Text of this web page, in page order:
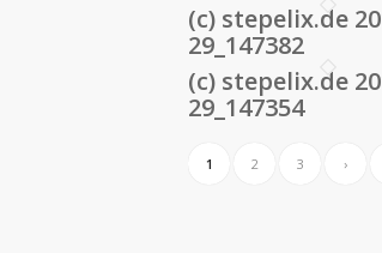
(c) stepelix.de
29_147382
(c) stepelix.de
29_147354
1 2 3 ›